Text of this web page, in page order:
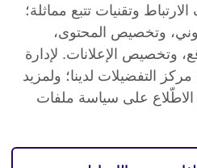
العالمي
وتقنيات تتبع مماثلة؛
وتخصيص المحتوى،
وتخصيص الإعلانات. لإدارة
مركز التفضيلات لدينا؛ ولمزيد
على سياسة ملفات